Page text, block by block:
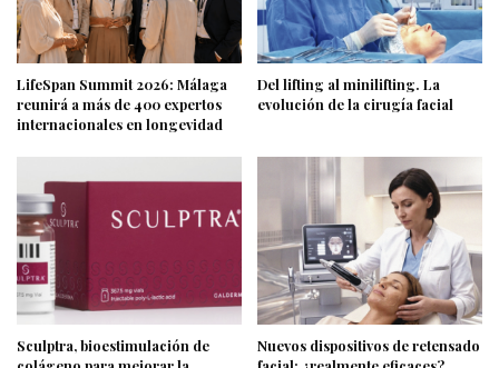
LifeSpan Summit 2026: Málaga
reunirá a más de 400 expertos
internacionales en longevidad
Del lifting al minilifting. La
evolución de la cirugía facial
Sculptra, bioestimulación de
Nuevos dispositivos de retensado